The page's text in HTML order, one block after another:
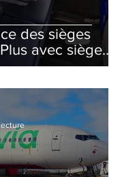
des sièges
avec siège